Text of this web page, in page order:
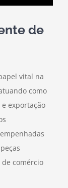
de
vital na
como
exportação
comércio